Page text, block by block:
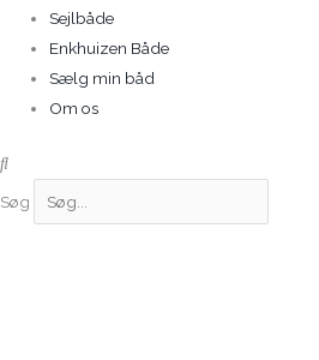
Sejlbåde
Enkhuizen Både
Sælg min båd
Om os
Søg